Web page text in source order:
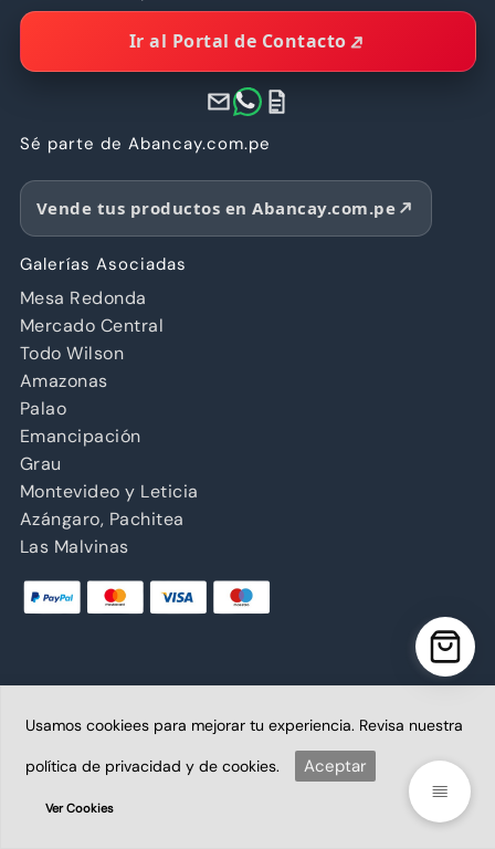
Ir al Portal de Contacto
Sé parte de Abancay.com.pe
Vende tus productos en Abancay.com.pe
Galerías Asociadas
Mesa Redonda
Mercado Central
Todo Wilson
Amazonas
Palao
Emancipación
Grau
Montevideo y Leticia
Azángaro, Pachitea
Las Malvinas
Copyright © 2026 Abancay | Administrado por Grupo
Abancay S.A.C. | Plataforma diseñada por
BoletaoFactura.pe
Usamos cookiees para mejorar tu experiencia. Revisa nuestra
política de privacidad y de cookies. Aceptar
Ver Cookies